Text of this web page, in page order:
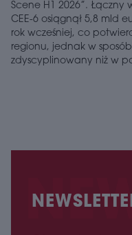
Scene H1 2026”.
CEE-6 osiągnął 5,8 mld
rok wcześniej, co
regionu, jednak w
zdyscyplinowany niż w